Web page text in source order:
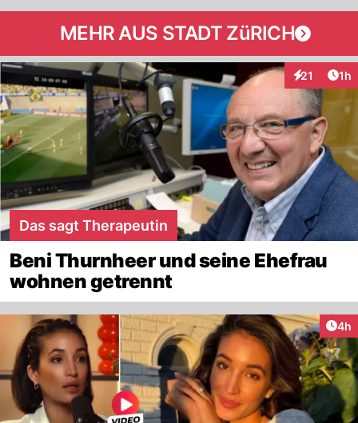
MEHR AUS STADT ZüRICH
21 1h
Das sagt Therapeutin
Beni Thurnheer und seine Ehefrau
wohnen getrennt
4h